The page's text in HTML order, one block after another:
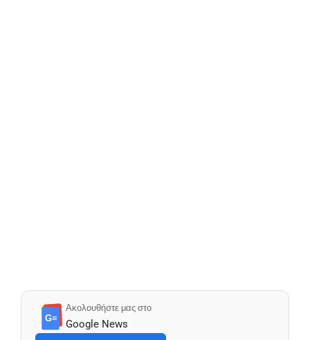
G≡
Ακολουθήστε μας στο
Google News